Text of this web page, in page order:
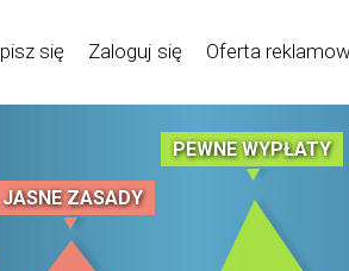
się Zaloguj się Oferta
JASNE ZASADY
PEWNE WYPŁATY